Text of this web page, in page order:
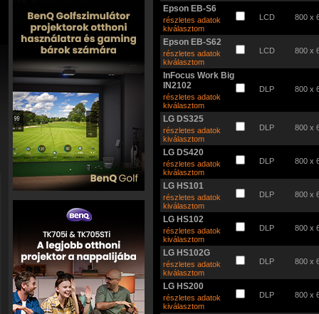
Epson EB-S6
részletes adatok
kiválasztom
LCD 800 x
Epson EB-S62
részletes adatok
kiválasztom
LCD 800 x
InFocus Work Big
IN2102
részletes adatok
kiválasztom
DLP 800 x
LG DS325
részletes adatok
kiválasztom
DLP 800 x
LG DS420
részletes adatok
kiválasztom
DLP 800 x
LG HS101
részletes adatok
kiválasztom
DLP 800 x
LG HS102
részletes adatok
kiválasztom
DLP 800 x
LG HS102G
részletes adatok
kiválasztom
DLP 800 x
LG HS200
részletes adatok
kiválasztom
DLP 800 x